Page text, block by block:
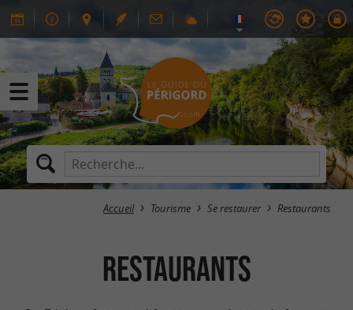
Accueil Tourisme Se restaurer Restaurants
Restaurants